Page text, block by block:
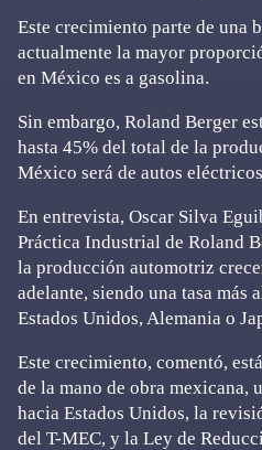
Este crecimiento parte de una
actualmente la mayor
en México es a gasolina.
Sin embargo, Roland Berger
hasta 45% del total de la
México será de autos
En entrevista, Oscar Silva
Práctica Industrial de Roland
la producción automotriz
adelante, siendo una tasa más
Estados Unidos, Alemania o
Este crecimiento, comentó,
de la mano de obra mexicana,
hacia Estados Unidos, la
del T-MEC, y la Ley de